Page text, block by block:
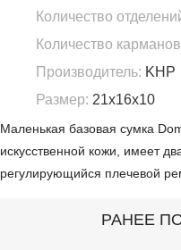
Количество
Количество
Производитель: KHP
Размер: 21х16х10
Маленькая базовая сумка
искусственной кожи, имеет
регулирующийся плечевой
РАНЕЕ